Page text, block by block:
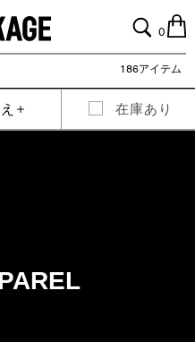
MACKAGE
0
186アイテム
在庫あり